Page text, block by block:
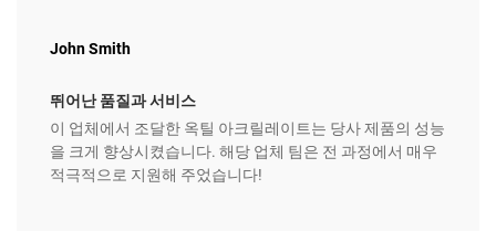
John Smith
뛰어난 품질과 서비스
이 업체에서 조달한 옥틸 아크릴레이트는 당사 제품의 성능
을 크게 향상시켰습니다. 해당 업체 팀은 전 과정에서 매우
적극적으로 지원해 주었습니다!